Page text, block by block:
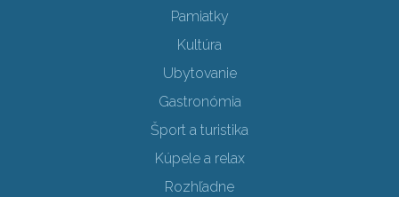
Pamiatky
Kultúra
Ubytovanie
Gastronómia
Šport a turistika
Kúpele a relax
Rozhľadne